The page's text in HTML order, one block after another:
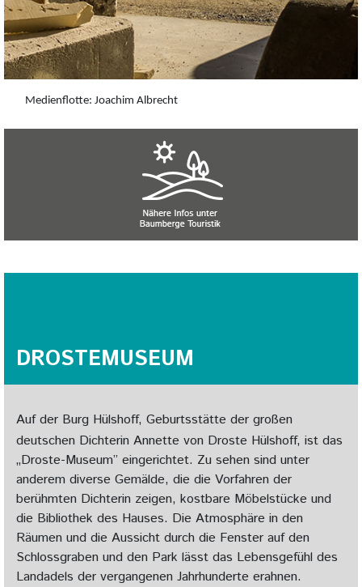
Medienflotte: Joachim Albrecht
DROSTEMUSEUM
Auf der Burg Hülshoff, Geburtsstätte der großen
deutschen Dichterin Annette von Droste Hülshoff, ist das
„Droste-Museum” eingerichtet. Zu sehen sind unter
anderem diverse Gemälde, die die Vorfahren der
berühmten Dichterin zeigen, kostbare Möbelstücke und
die Bibliothek des Hauses. Die Atmosphäre in den
Räumen und die Aussicht durch die Fenster auf den
Schlossgraben und den Park lässt das Lebensgefühl des
Landadels der vergangenen Jahrhunderte erahnen.